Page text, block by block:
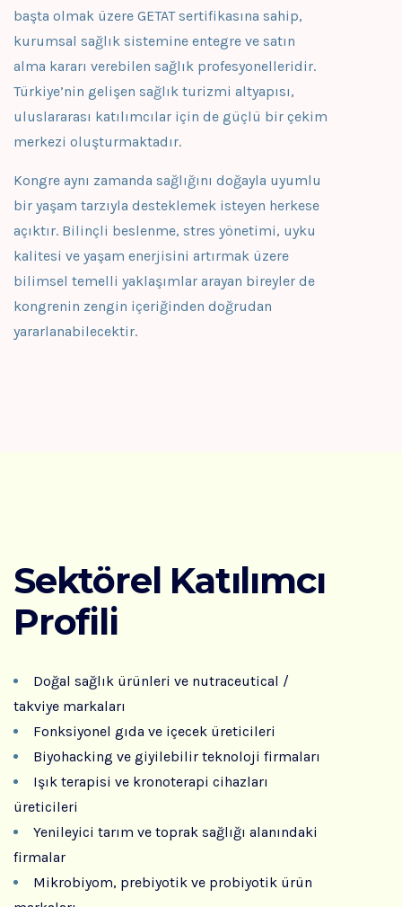
başta olmak üzere GETAT sertifikasına sahip,
kurumsal sağlık sistemine entegre ve satın
alma kararı verebilen sağlık profesyonelleridir.
Türkiye’nin gelişen sağlık turizmi altyapısı,
uluslararası katılımcılar için de güçlü bir çekim
merkezi oluşturmaktadır.
Kongre aynı zamanda sağlığını doğayla uyumlu
bir yaşam tarzıyla desteklemek isteyen herkese
açıktır. Bilinçli beslenme, stres yönetimi, uyku
kalitesi ve yaşam enerjisini artırmak üzere
bilimsel temelli yaklaşımlar arayan bireyler de
kongrenin zengin içeriğinden doğrudan
yararlanabilecektir.
Sektörel Katılımcı
Profili
Doğal sağlık ürünleri ve nutraceutical /
takviye markaları
Fonksiyonel gıda ve içecek üreticileri
Biyohacking ve giyilebilir teknoloji firmaları
Işık terapisi ve kronoterapi cihazları
üreticileri
Yenileyici tarım ve toprak sağlığı alanındaki
firmalar
Mikrobiyom, prebiyotik ve probiyotik ürün